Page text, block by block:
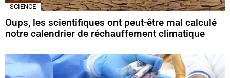
SCIENCE
Oups, les scientifiques ont peut-être mal calculé
notre calendrier de réchauffement climatique